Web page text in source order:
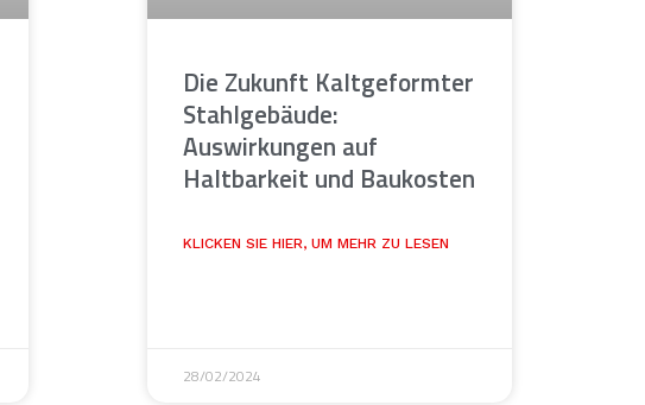
Die Zukunft Kaltgeformter
Stahlgebäude:
Auswirkungen auf
Haltbarkeit und Baukosten
KLICKEN SIE HIER, UM MEHR ZU LESEN
28/02/2024